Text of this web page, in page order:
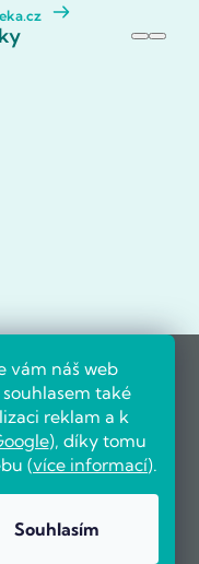
vám náš web
také
reklam a k
), díky tomu
(více informací).
Souhlasím